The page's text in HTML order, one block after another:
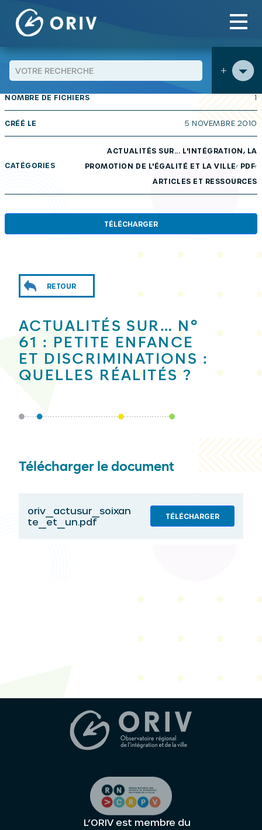
Aller au contenu
+
publications
TAILLE 878 KB
NOMBRE DE FICHIERS 1
CRÉÉ LE 5 NOVEMBRE 2010
CATÉGORIES
ACTUALITÉS SUR... L'INTÉGRATION, LA
PROMOTION DE L'ÉGALITÉ ET LA VILLE, PDF,
ARTICLES ET RESSOURCES
TÉLÉCHARGER
RETOUR
ACTUALITÉS SUR… N°
61 : PETITE ENFANCE
ET DISCRIMINATIONS :
QUELLES RÉALITÉS ?
Télécharger le document
oriv_actusur_soixan
te_et_un.pdf
TÉLÉCHARGER
L’ORIV est membre du
Panneau de gestion des cookies